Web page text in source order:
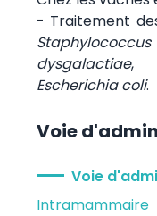
- Traitement
dysgalactiae,
Escherichia coli.
Voie
Voie
Intramammaire